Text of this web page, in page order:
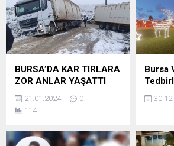
BURSA’DA KAR TIRLARA
ZOR ANLAR YAŞATTI
21.01.2024
0
114
Bursa